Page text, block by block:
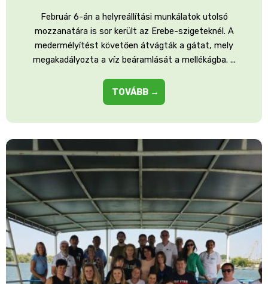
Február 6-án a helyreállítási munkálatok utolsó
mozzanatára is sor került az Erebe-szigeteknél. A
medermélyítést követően átvágták a gátat, mely
megakadályozta a víz beáramlását a mellékágba. ...
TOVÁBB →